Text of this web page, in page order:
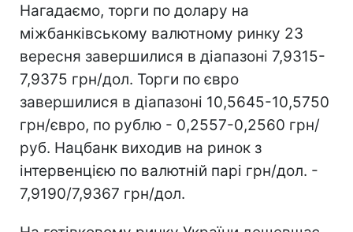
Нагадаємо, торги по долару на
міжбанківському валютному ринку 23
вересня завершилися в діапазоні 7,9315-
7,9375 грн/дол. Торги по євро
завершилися в діапазоні 10,5645-10,5750
грн/євро, по рублю - 0,2557-0,2560 грн/
руб. Нацбанк виходив на ринок з
інтервенцією по валютній парі грн/дол. -
7,9190/7,9367 грн/дол.